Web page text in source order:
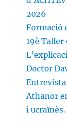
2026
Formació
19è Taller
Doctor
Entrevista
Athanor
i ucraïnès.